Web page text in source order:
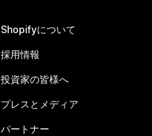
Shopifyについて
採用情報
投資家の皆様へ
プレスとメディア
パートナー